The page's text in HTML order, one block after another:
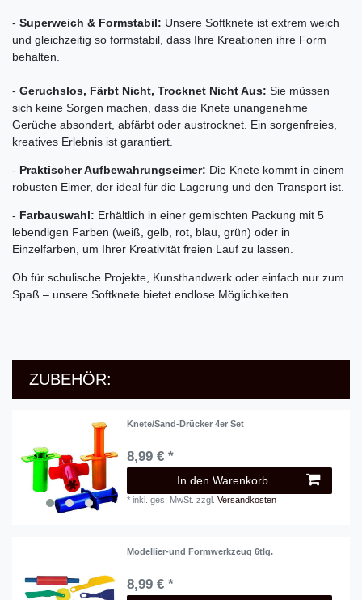
- Superweich & Formstabil: Unsere Softknete ist extrem weich
und gleichzeitig so formstabil, dass Ihre Kreationen ihre Form
behalten.
- Geruchslos, Färbt Nicht, Trocknet Nicht Aus: Sie müssen
sich keine Sorgen machen, dass die Knete unangenehme
Gerüche absondert, abfärbt oder austrocknet. Ein sorgenfreies,
kreatives Erlebnis ist garantiert.
- Praktischer Aufbewahrungseimer: Die Knete kommt in einem
robusten Eimer, der ideal für die Lagerung und den Transport ist.
- Farbauswahl: Erhältlich in einer gemischten Packung mit 5
lebendigen Farben (weiß, gelb, rot, blau, grün) oder in
Einzelfarben, um Ihrer Kreativität freien Lauf zu lassen.
Ob für schulische Projekte, Kunsthandwerk oder einfach nur zum
Spaß – unsere Softknete bietet endlose Möglichkeiten.
ZUBEHÖR:
Knete/Sand-Drücker 4er Set
8,99 € *
In den Warenkorb
*inkl. ges. MwSt. zzgl.Versandkosten
Modellier-und Formwerkzeug 6tlg.
8,99 € *